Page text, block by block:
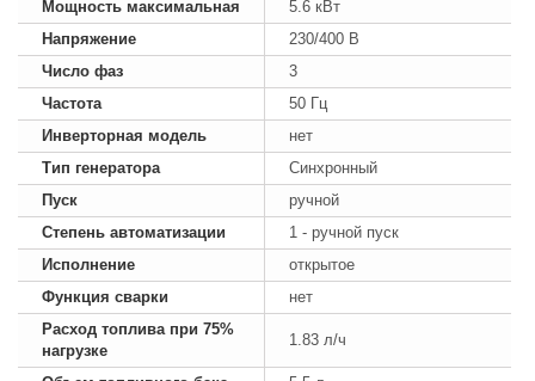
Мощность максимальная
5.6 кВт
Напряжение
230/400 В
Число фаз
3
Частота
50 Гц
Инверторная модель
нет
Тип генератора
Синхронный
Пуск
ручной
Степень автоматизации
1 - ручной пуск
Исполнение
открытое
Функция сварки
нет
Расход топлива при 75%
нагрузке
1.83 л/ч